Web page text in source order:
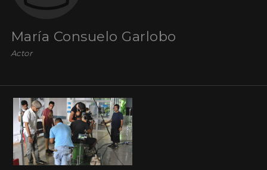
María Consuelo Garlobo
Actor